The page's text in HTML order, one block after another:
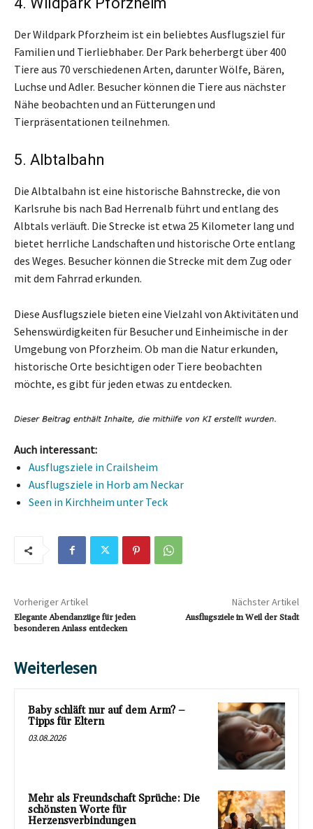
Der Wildpark Pforzheim ist ein beliebtes Ausflugsziel für
Familien und Tierliebhaber. Der Park beherbergt über 400
Tiere aus 70 verschiedenen Arten, darunter Wölfe, Bären,
Luchse und Adler. Besucher können die Tiere aus nächster
Nähe beobachten und an Fütterungen und
Tierpräsentationen teilnehmen.
5. Albtalbahn
Die Albtalbahn ist eine historische Bahnstrecke, die von
Karlsruhe bis nach Bad Herrenalb führt und entlang des
Albtals verläuft. Die Strecke ist etwa 25 Kilometer lang und
bietet herrliche Landschaften und historische Orte entlang
des Weges. Besucher können die Strecke mit dem Zug oder
mit dem Fahrrad erkunden.
Diese Ausflugsziele bieten eine Vielzahl von Aktivitäten und
Sehenswürdigkeiten für Besucher und Einheimische in der
Umgebung von Pforzheim. Ob man die Natur erkunden,
historische Orte besichtigen oder Tiere beobachten
möchte, es gibt für jeden etwas zu entdecken.
Auch interessant:
Ausflugsziele in Crailsheim
Ausflugsziele in Horb am Neckar
Seen in Kirchheim unter Teck
Vorheriger Artikel
Elegante Abendanzüge für jeden
besonderen Anlass entdecken
Nächster Artikel
Ausflugsziele in Weil der Stadt
Weiterlesen
Baby schläft nur auf dem Arm? –
Tipps für Eltern
03.08.2026
Mehr als Freundschaft Sprüche: Die
schönsten Worte für
Herzensverbindungen